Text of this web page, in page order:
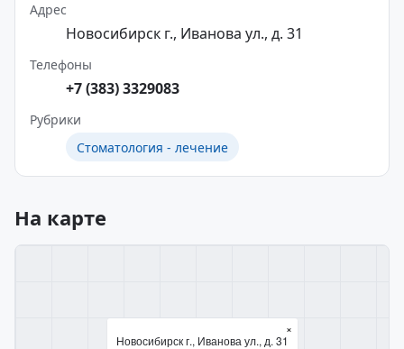
Адрес
Новосибирск г., Иванова ул., д. 31
Телефоны
+7 (383) 3329083
Рубрики
Стоматология - лечение
На карте
Новосибирск г., Иванова ул., д. 31
×